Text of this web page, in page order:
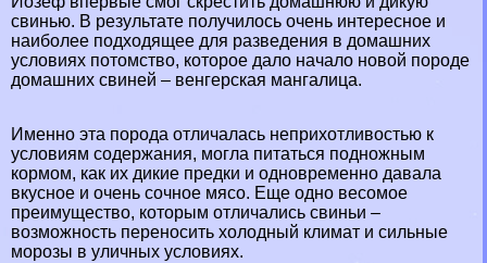
свинью. В результате получилось очень интересное и
наиболее подходящее для разведения в домашних
условиях потомство, которое дало начало новой породе
домашних свиней – венгерская мангалица.
Именно эта порода отличалась неприхотливостью к
условиям содержания, могла питаться подножным
кормом, как их дикие предки и одновременно давала
вкусное и очень сочное мясо. Еще одно весомое
преимущество, которым отличались свиньи –
возможность переносить холодный климат и сильные
морозы в уличных условиях.